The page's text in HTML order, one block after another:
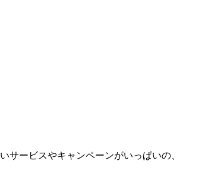
サービスやキャンペーンがいっぱいの、